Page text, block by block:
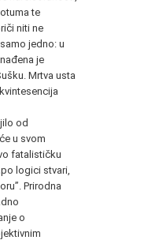
te
niti ne
jedno: u
je
Mrtva usta
od
u svom
fatalističku
logici stvari,
Prirodna
o